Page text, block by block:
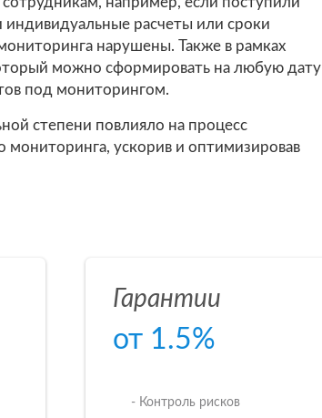
индивидуальные расчеты или сроки
нарушены. Также в рамках
можно сформировать на любую дату
под мониторингом.
степени повлияло на процесс
мониторинга, ускорив и оптимизировав
Гарантии
от 1.5%
- Контроль рисков